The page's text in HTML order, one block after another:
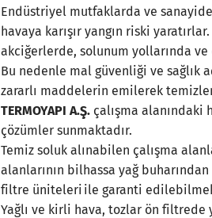
Endüstriyel mutfaklarda ve
havaya karışır yangın riski
akciğerlerde, solunum yollarında
Bu nedenle mal güvenliği ve sağlık
zararlı maddelerin emilerek
TERMOYAPI A.Ş. çalışma
çözümler sunmaktadır.
Temiz soluk alınabilen çalışma
alanlarının bilhassa yağ
filtre üniteleri ile garanti
Yağlı ve kirli hava, tozlar ön filtrede